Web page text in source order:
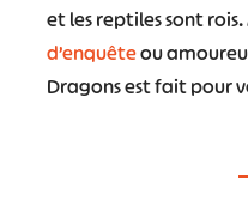
et les reptiles sont
d’enquêteou
Dragons est fait pour